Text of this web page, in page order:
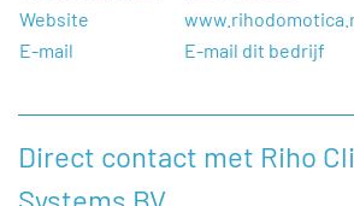
Website
E-mail
E-mail dit bedrijf
Direct contact met Riho